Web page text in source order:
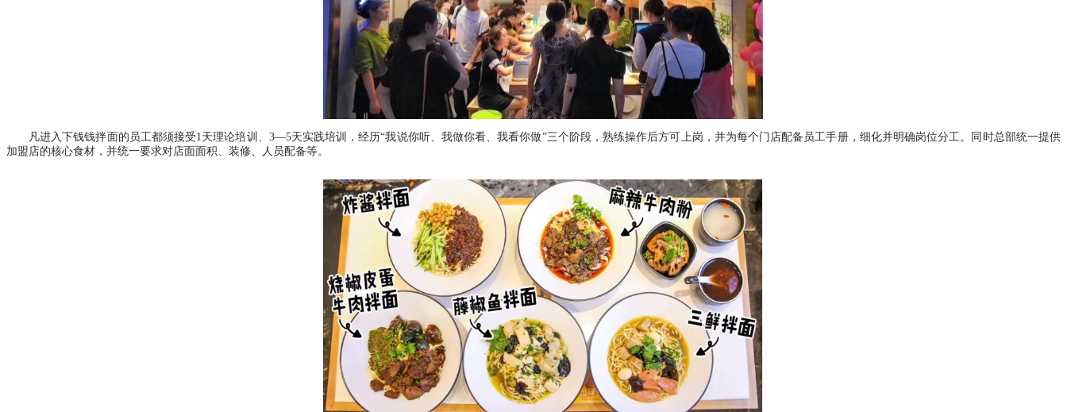
凡进入下钱钱拌面的员工都须接受1天理论培训、3—5天实践培训，经历“我说你听、我做你看、我看你做”三个阶段，熟练操作后方可上岗，并为每个门店配备员工手册，细化并明确岗位分工。同时总部统一提供
加盟店的核心食材，并统一要求对店面面积、装修、人员配备等。